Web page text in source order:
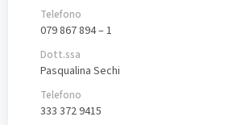
Telefono
079 867 894 – 1
Dott.ssa
Pasqualina Sechi
Telefono
333 372 9415